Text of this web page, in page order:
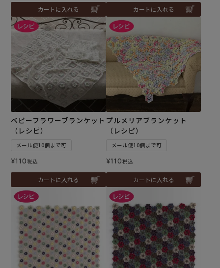
カートに入れる カートに入れる
ベビーフラワーブランケット
（レシピ）
メール便10個まで可
¥110税込
カートに入れる
プルメリアブランケット
（レシピ）
メール便10個まで可
¥110税込
カートに入れる